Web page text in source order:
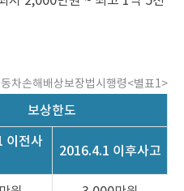
차손해배상보장법시행령<별표1>
보상한도
이전사
2016.4.1 이후사고